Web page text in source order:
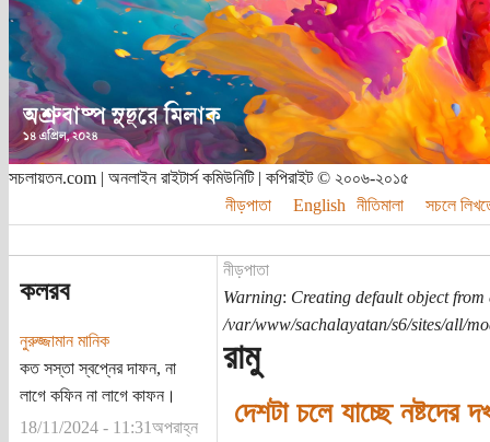
সচলায়তন.com | অনলাইন রাইটার্স কমিউনিটি | কপিরাইট © ২০০৬-২০১৫
নীড়পাতা
English নীতিমালা সচলে
কলরব
নুরুজ্জামান মানিক
কত সস্তা স্বপ্নের দাফন, না
লাগে কফিন না লাগে কাফন।
18/11/2024 - 11:31অপরাহ্ন
নীড়পাতা
Warning: Creating default object from
/var/www/sachalayatan/s6/sites/all/
রামু
দেশটা চলে যাচ্ছে নষ্টদের